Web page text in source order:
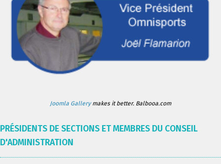
Joomla Gallerymakes it better. Balbooa.com
PRÉSIDENTS DE SECTIONS ET MEMBRES DU CONSEIL
D'ADMINISTRATION